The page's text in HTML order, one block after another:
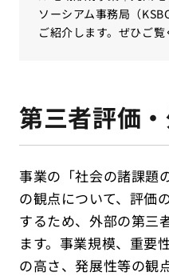
ソーシアム事務局（
ご紹介します。ぜひご覧
第三者評価
事業の「社会の諸課題
の観点について、評価
するため、外部の第三
ます。事業規模、重要
の高さ、発展性等の観